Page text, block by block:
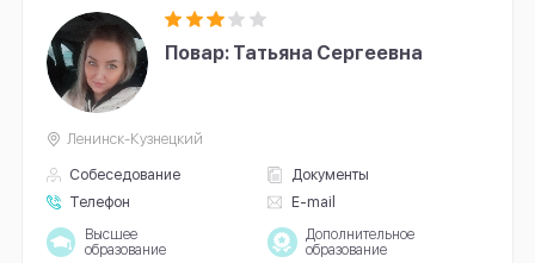
Повар: Татьяна Сергеевна
Собеседование
Документы
Телефон
E-mail
Ленинск-Кузнецкий
Высшее
образование
Дополнительное
образование